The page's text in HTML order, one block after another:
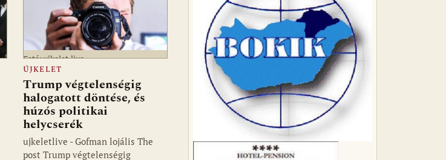
Fotó: ujkelet.live
ÚJKELET
Trump végtelenségig
halogatott döntése, és
húzós politikai
helycserék
ujkeletlive - Gofman lojális The
post Trump végtelenségig